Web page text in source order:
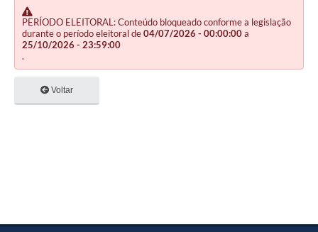
PERÍODO ELEITORAL: Conteúdo bloqueado conforme a legislação
durante o período eleitoral de04/07/2026 - 00:00:00a
25/10/2026 - 23:59:00
.
Voltar